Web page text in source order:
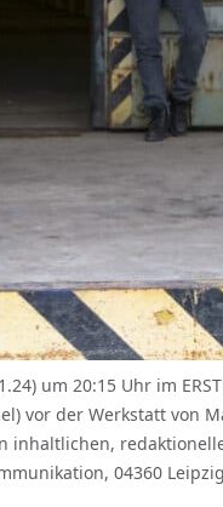
um 20:15 Uhr im
vor der Werkstatt von
inhaltlichen,
04360